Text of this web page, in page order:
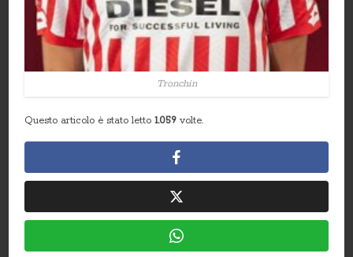
Tronchin
Questo articolo è stato letto1.059 volte.